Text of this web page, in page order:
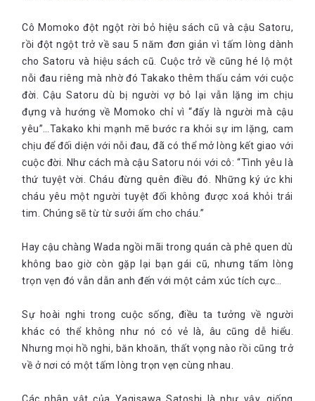
Cô Momoko đột ngột rời bỏ hiệu sách cũ và cậu Satoru,
rồi đột ngột trở về sau 5 năm đơn giản vì tấm lòng dành
cho Satoru và hiệu sách cũ. Cuộc trở về cũng hé lộ một
nỗi đau riêng mà nhờ đó Takako thêm thấu cảm với cuộc
đời. Cậu Satoru dù bị người vợ bỏ lại vẫn lặng im chịu
đựng và hướng về Momoko chỉ vì “đấy là người mà cậu
yêu”…Takako khi mạnh mẽ bước ra khỏi sự im lặng, cam
chịu để đối diện với nỗi đau, đã có thể mở lòng kết giao với
cuộc đời. Như cách mà cậu Satoru nói với cô: “Tình yêu là
thứ tuyệt vời. Cháu đừng quên điều đó. Những ký ức khi
cháu yêu một người tuyệt đối không được xoá khỏi trái
tim. Chúng sẽ từ từ sưởi ấm cho cháu.”
Hay cậu chàng Wada ngồi mãi trong quán cà phê quen dù
không bao giờ còn gặp lại bạn gái cũ, nhưng tấm lòng
trọn vẹn đó vẫn dẫn anh đến với một cảm xúc tích cực…
Sự hoài nghi trong cuộc sống, điều ta tưởng về người
khác có thể không như nó có vẻ là, âu cũng dễ hiểu.
Nhưng mọi hồ nghi, băn khoăn, thất vọng nào rồi cũng trở
về ở nơi có một tấm lòng trọn vẹn cùng nhau.